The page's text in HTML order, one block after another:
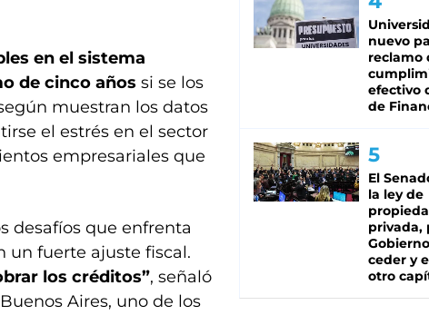
en el sistema
de cinco años si se los
muestran los datos
el estrés en el sector
empresariales que
desafíos que enfrenta
un fuerte ajuste fiscal.
los créditos”, señaló
Aires, uno de los
nuevo
reclamo
efectivo
de
El
la ley de
privada,
ceder y
otro